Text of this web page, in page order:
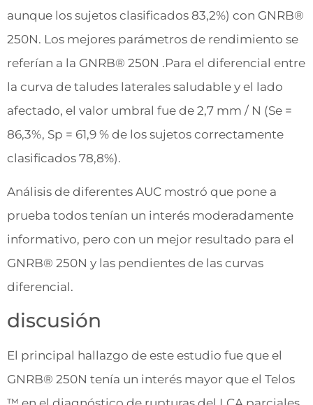
aunque los sujetos clasificados 83,2%) con GNRB®
250N. Los mejores parámetros de rendimiento se
referían a la GNRB® 250N .Para el diferencial entre
la curva de taludes laterales saludable y el lado
afectado, el valor umbral fue de 2,7 mm / N (Se =
86,3%, Sp = 61,9 % de los sujetos correctamente
clasificados 78,8%).
Análisis de diferentes AUC mostró que pone a
prueba todos tenían un interés moderadamente
informativo, pero con un mejor resultado para el
GNRB® 250N y las pendientes de las curvas
diferencial.
discusión
El principal hallazgo de este estudio fue que el
GNRB® 250N tenía un interés mayor que el Telos